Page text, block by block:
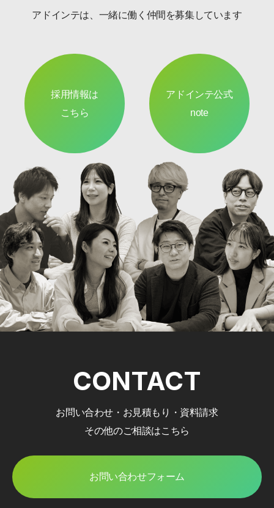
アドインテは、一緒に働く仲間を募集しています
採用情報は
こちら
アドインテ公式
note
CONTACT
お問い合わせ・お見積もり・資料請求
その他のご相談はこちら
お問い合わせフォーム